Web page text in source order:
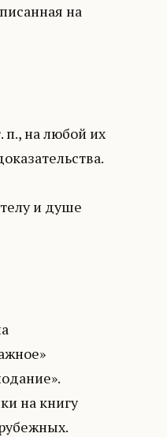
на
п., на любой их
и душе
на книгу